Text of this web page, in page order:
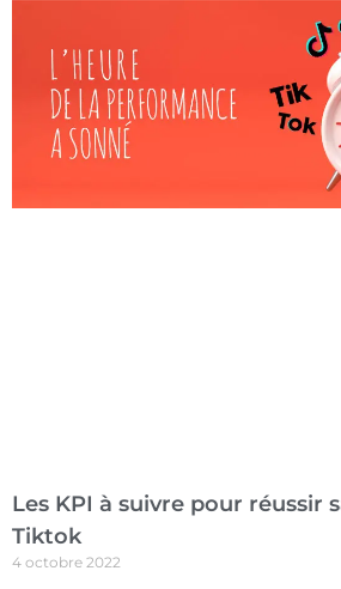
Les KPI à suivre pour réussir
Tiktok
4 octobre 2022